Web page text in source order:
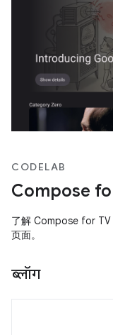
CODELAB
Compose
了解 Compose for TV
页面。
ब्लॉग